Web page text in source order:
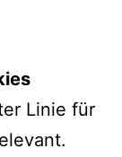
Linie für